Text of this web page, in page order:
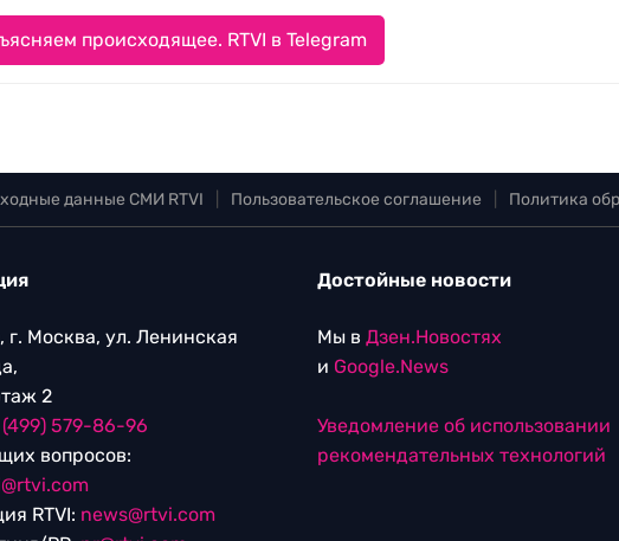
происходящее. RTVI в Telegram
данные СМИ RTVI Пользовательское соглашение Политика
г. Москва, ул. Ленинская
2
(499) 579-86-96
вопросов:
RTVI: news@rtvi.com
Достойные новости
Мы в Дзен.Новостях
и Google.News
Уведомление об использовании
рекомендательных технологий